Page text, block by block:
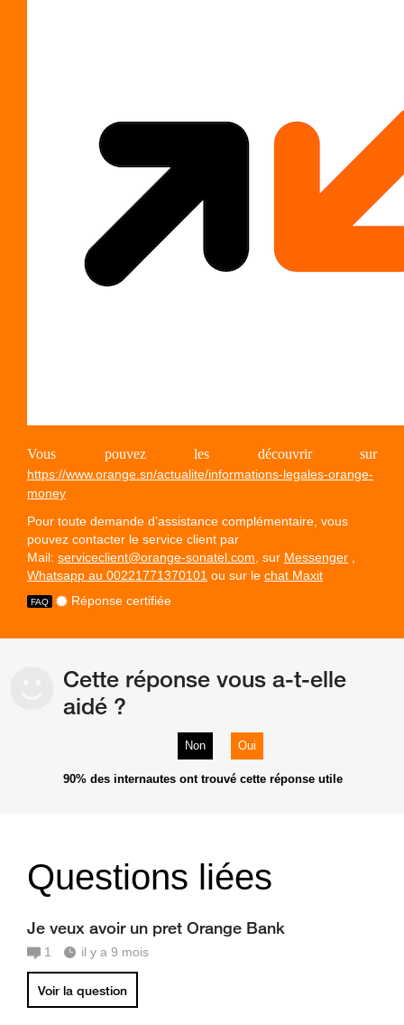
Vous pouvez les découvrir sur
https://www.orange.sn/actualite/informations-legales-orange-
money
Pour toute demande d’assistance complémentaire, vous
pouvez contacter le service client par
Mail: serviceclient@orange-sonatel.com , sur Messenger
Whatsapp au 00221771370101 ou sur le chat Maxit
Réponse certifiée
Cette réponse vous a-t-elle
aidé ?
Non Oui
90% des internautes ont trouvé cette réponse utile
Questions liées
Je veux avoir un pret Orange Bank
1 il y a 9 mois
Voir la question